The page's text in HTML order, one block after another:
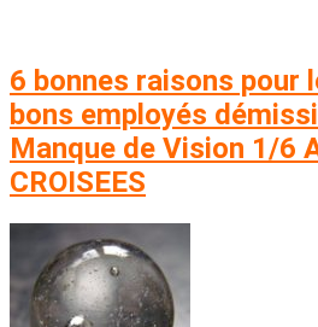
6 bonnes raisons pour
bons employés
Manque de Vision 1/6
CROISEES